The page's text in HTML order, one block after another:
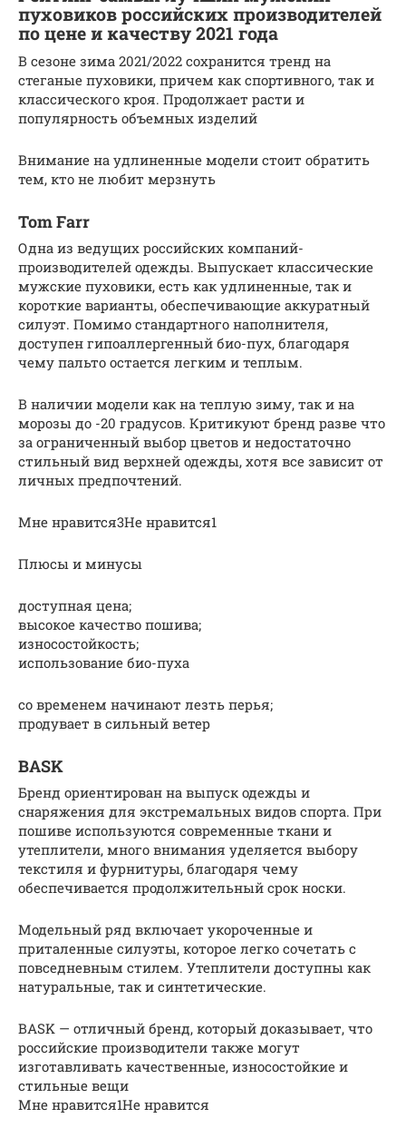
пуховиков российских производителей
по цене и качеству 2021 года
В сезоне зима 2021/2022 сохранится тренд на
стеганые пуховики, причем как спортивного, так и
классического кроя. Продолжает расти и
популярность объемных изделий
Внимание на удлиненные модели стоит обратить
тем, кто не любит мерзнуть
Tom Farr
Одна из ведущих российских компаний-
производителей одежды. Выпускает классические
мужские пуховики, есть как удлиненные, так и
короткие варианты, обеспечивающие аккуратный
силуэт. Помимо стандартного наполнителя,
доступен гипоаллергенный био-пух, благодаря
чему пальто остается легким и теплым.
В наличии модели как на теплую зиму, так и на
морозы до -20 градусов. Критикуют бренд разве что
за ограниченный выбор цветов и недостаточно
стильный вид верхней одежды, хотя все зависит от
личных предпочтений.
Мне нравится3Не нравится1
Плюсы и минусы
доступная цена;
высокое качество пошива;
износостойкость;
использование био-пуха
со временем начинают лезть перья;
продувает в сильный ветер
BASK
Бренд ориентирован на выпуск одежды и
снаряжения для экстремальных видов спорта. При
пошиве используются современные ткани и
утеплители, много внимания уделяется выбору
текстиля и фурнитуры, благодаря чему
обеспечивается продолжительный срок носки.
Модельный ряд включает укороченные и
приталенные силуэты, которое легко сочетать с
повседневным стилем. Утеплители доступны как
натуральные, так и синтетические.
BASK — отличный бренд, который доказывает, что
российские производители также могут
изготавливать качественные, износостойкие и
стильные вещи
Мне нравится1Не нравится